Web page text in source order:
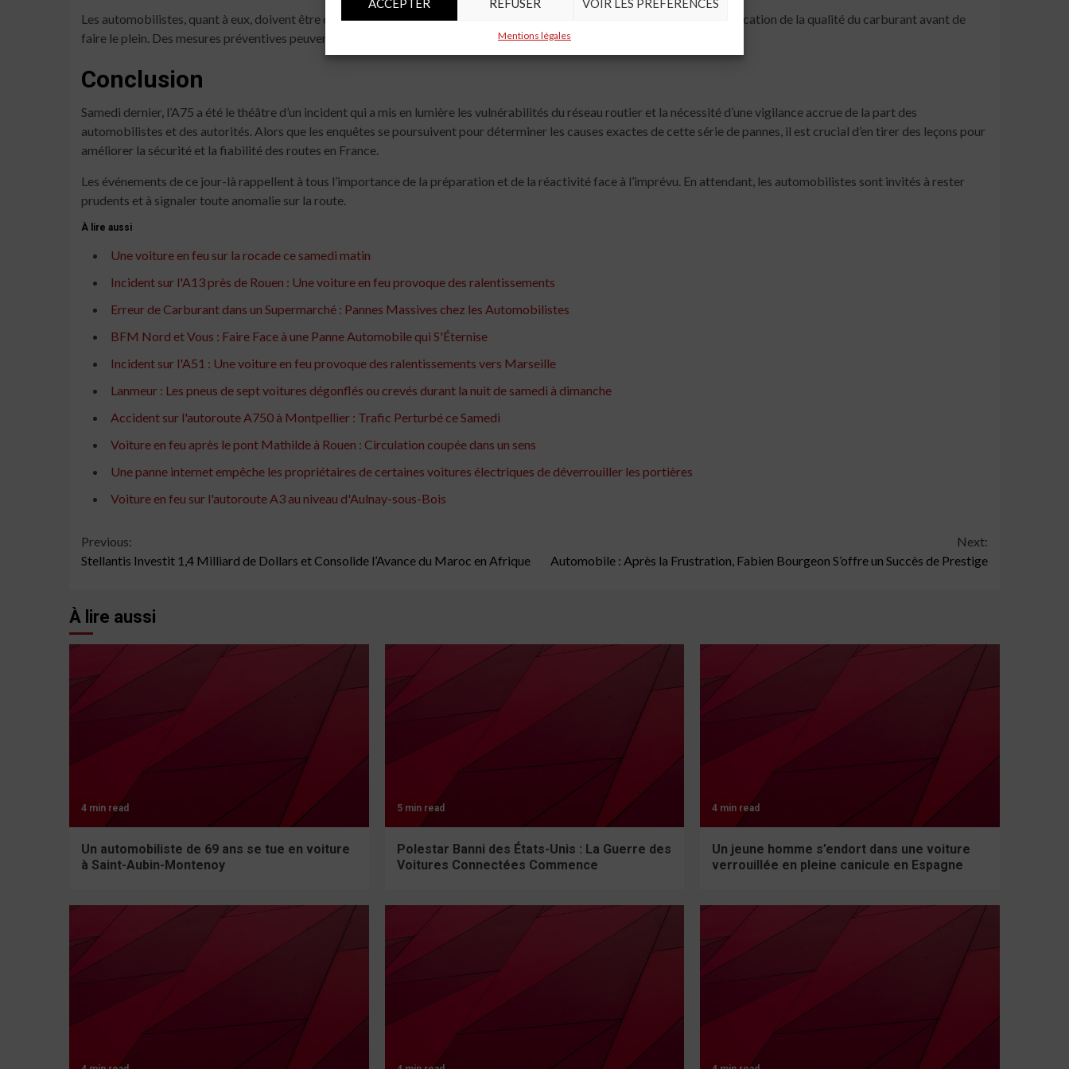
Mentions légales
Les automobilistes, quant à eux, doivent être conscients de l’importance de l’entretien régulier de leur véhicule et de la vérification de la qualité du carburant avant de
faire le plein. Des mesures préventives peuvent aider à éviter des situations similaires à l’avenir.
Conclusion
Samedi dernier, l’A75 a été le théâtre d’un incident qui a mis en lumière les vulnérabilités du réseau routier et la nécessité d’une vigilance accrue de la part des
automobilistes et des autorités. Alors que les enquêtes se poursuivent pour déterminer les causes exactes de cette série de pannes, il est crucial d’en tirer des leçons pour
améliorer la sécurité et la fiabilité des routes en France.
Les événements de ce jour-là rappellent à tous l’importance de la préparation et de la réactivité face à l’imprévu. En attendant, les automobilistes sont invités à rester
prudents et à signaler toute anomalie sur la route.
À lire aussi
Une voiture en feu sur la rocade ce samedi matin
Incident sur l'A13 près de Rouen : Une voiture en feu provoque des ralentissements
Erreur de Carburant dans un Supermarché : Pannes Massives chez les Automobilistes
BFM Nord et Vous : Faire Face à une Panne Automobile qui S'Éternise
Incident sur l'A51 : Une voiture en feu provoque des ralentissements vers Marseille
Lanmeur : Les pneus de sept voitures dégonflés ou crevés durant la nuit de samedi à dimanche
Accident sur l'autoroute A750 à Montpellier : Trafic Perturbé ce Samedi
Voiture en feu après le pont Mathilde à Rouen : Circulation coupée dans un sens
Une panne internet empêche les propriétaires de certaines voitures électriques de déverrouiller les portières
Voiture en feu sur l'autoroute A3 au niveau d'Aulnay-sous-Bois
Continue
Previous:
Stellantis Investit 1,4 Milliard de Dollars et Consolide l’Avance du Maroc en Afrique
Next:
Automobile : Après la Frustration, Fabien Bourgeon S’offre un Succès de Prestige
À lire aussi
4 min read
Un automobiliste de 69 ans se tue en voiture
à Saint-Aubin-Montenoy
5 min read
Polestar Banni des États-Unis : La Guerre des
Voitures Connectées Commence
4 min read
Un jeune homme s’endort dans une voiture
verrouillée en pleine canicule en Espagne